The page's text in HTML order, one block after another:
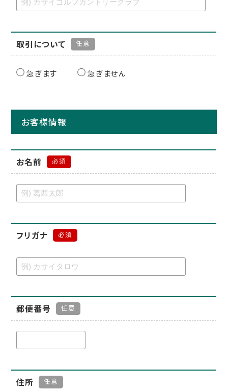
取引について 任意
急ぎます 急ぎません
お客様情報
お名前 必須
フリガナ 必須
郵便番号 任意
住所 任意